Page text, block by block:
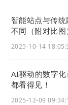
10.商城与数字
官微名片系统
中。 商品橱
序两种方式
商品在官微中
智能站点与传
不同（附对比图
2025-10-14
AI驱动的数字
都看得见！
2025-12-09